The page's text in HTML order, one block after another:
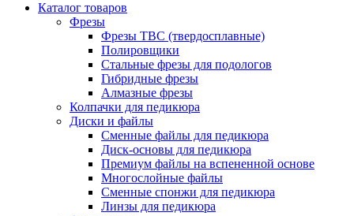
Каталог товаров
Фрезы
Фрезы ТВС (твердосплавные)
Полировщики
Стальные фрезы для подологов
Гибридные фрезы
Алмазные фрезы
Колпачки для педикюра
Диски и файлы
Сменные файлы для педикюра
Диск-основы для педикюра
Премиум файлы на вспененной основе
Многослойные файлы
Сменные спонжи для педикюра
Линзы для педикюра